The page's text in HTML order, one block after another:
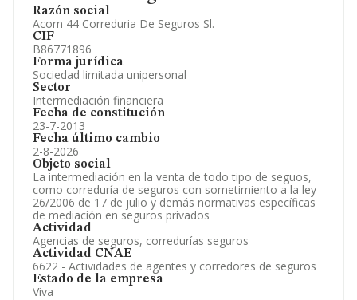
Razón social
Acorn 44 Correduria De Seguros Sl.
CIF
B86771896
Forma jurídica
Sociedad limitada unipersonal
Sector
Intermediación financiera
Fecha de constitución
23-7-2013
Fecha último cambio
2-8-2026
Objeto social
La intermediación en la venta de todo tipo de seguos,
como correduría de seguros con sometimiento a la ley
26/2006 de 17 de julio y demás normativas específicas
de mediación en seguros privados
Actividad
Agencias de seguros, corredurías seguros
Actividad CNAE
6622 - Actividades de agentes y corredores de seguros
Estado de la empresa
Viva